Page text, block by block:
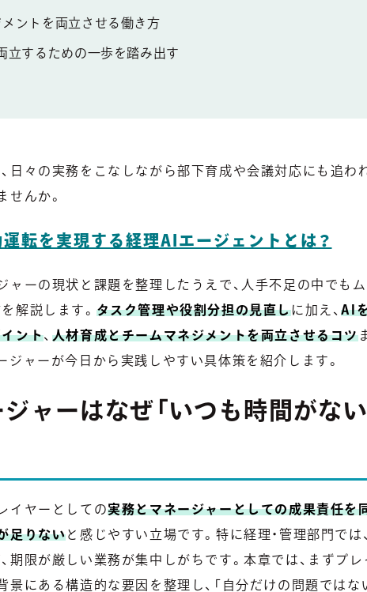
ントを両立させる働き方
立するための一歩を踏み出す
日々の実務をこなしながら部下育成や会議対応にも追われ
せんか。
転を実現する経理AIエージェントとは？
ャーの現状と課題を整理したうえで、人手不足の中でも
解説します。 タスク管理や役割分担の見直しに加え、AI
ント、 人材育成とチームマネジメントを両立させるコツ
ジャーが今日から実践しやすい具体策を紹介します。
ャーはなぜ「いつも時間がない
イヤーとしての実務とマネージャーとしての成果責任を
足りないと感じやすい立場です。特に経理・管理部門では
期限が厳しい業務が集中しがちです。本章では、まずプレ
景にある構造的な要因を整理し、「自分だけの問題ではな